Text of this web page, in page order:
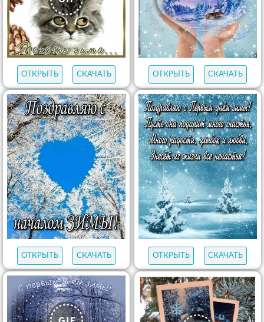
ОТКРЫТЬ СКАЧАТЬ ОТКРЫТЬ СКАЧАТЬ
ОТКРЫТЬ СКАЧАТЬ ОТКРЫТЬ СКАЧАТЬ